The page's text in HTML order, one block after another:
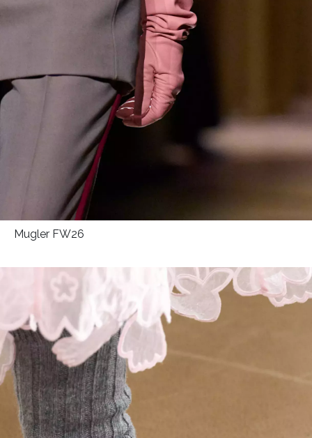
Přihlášením k newsletteru souhlasíte s
podmínkami společnosti BurdaMedia Extra s.r.o.
potvrzujete, že jste se seznámili se
- BurdaMedia Extra s.r.o. bude s
Vašimi údaji pracovat zejména k organizaci a
vyhodnocení akce a zasílání novinek.
Chcete navíc dostávat i další zajímavé a exkluzivní
informace od našich partnerů? Pokud souhlasíte se
zpracováním údajů k tomuto účelu podleZásad ochrany
soukromí BurdaMedia Extra s.r.o.
Mugler FW26